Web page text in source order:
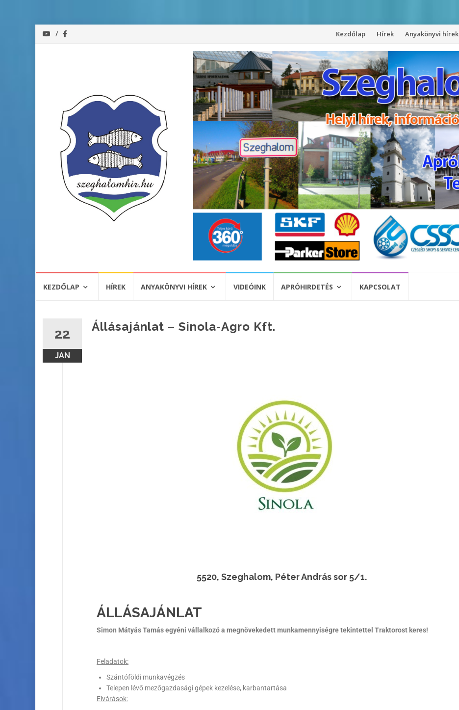
Kezdőlap Hírek Anyakönyvi hírek
KEZDŐLAP HÍREK ANYAKÖNYVI HÍREK VIDEÓINK APRÓHIRDETÉS KAPCSOLAT
22
JAN
Állásajánlat – Sinola-Agro Kft.
5520, Szeghalom, Péter András sor 5/1.
ÁLLÁSAJÁNLAT
Simon Mátyás Tamás egyéni vállalkozó a megnövekedett munkamennyiségre tekintettel Traktorost keres!
Feladatok:
Szántóföldi munkavégzés
Telepen lévő mezőgazdasági gépek kezelése, karbantartása
Elvárások: